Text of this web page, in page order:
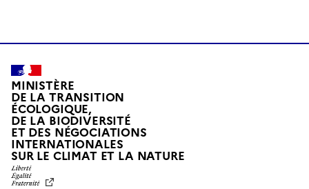
MINISTÈRE
DE LA TRANSITION
ÉCOLOGIQUE,
DE LA BIODIVERSITÉ
ET DES NÉGOCIATIONS
INTERNATIONALES
SUR LE CLIMAT ET LA NATUREL